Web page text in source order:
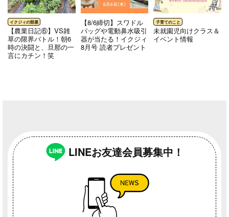
【農業日記⑥】VS雑
草の限界バトル！朝6
時の決闘と、旦那の一
言にカチン！笑
【8/6締切】スワドル
バッグや電動鼻水吸引
器が当たる！イクジィ
8月号 読者プレゼント
未就園児向けクラス＆
イベント情報
LINEお友達会員募集中！